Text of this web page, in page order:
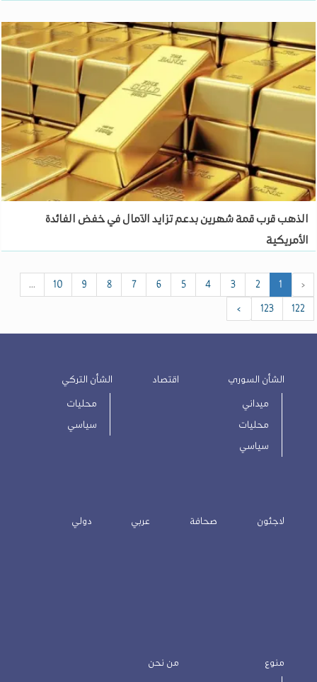
الذهب قرب قمة شهرين بدعم تزايد الآمال في خفض الفائدة
الأمريكية
‹
1
2
3
4
5
6
7
8
9
10
...
122
123
›
الشأن السوري
ميداني
محليات
سياسي
اقتصاد الشأن التركي
محليات
سياسي
لاجئون صحافة عربي دولي
منوع من نحن